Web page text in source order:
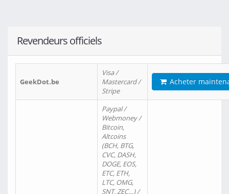
Revendeurs officiels
GeekDot.be
Visa /
Mastercard /
Stripe
Acheter
Paypal /
Webmoney /
Bitcoin,
Altcoins
(BCH, BTG,
CVC, DASH,
DOGE, EOS,
ETC, ETH,
LTC, OMG,
SNT, ZEC…) /